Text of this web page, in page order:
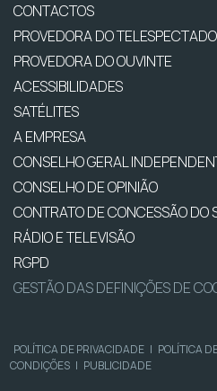
CONTACTOS
PROVEDORA DO
PROVEDORA DO OUVINTE
ACESSIBILIDADES
SATÉLITES
A EMPRESA
CONSELHO GERAL
CONSELHO DE OPINIÃO
CONTRATO DE CONCESSÃO DO
RÁDIO E TELEVISÃO
RGPD
GESTÃO DAS DEFINIÇÕES DE
POLÍTICA DE PRIVACIDADE | POLÍTICA
CONDIÇÕES | PUBLICIDADE